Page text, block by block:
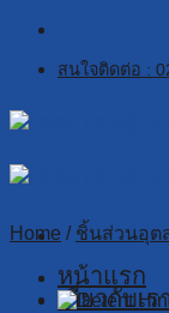
Skip
contentสนใจติดต่อ :
หน้าแรก
เกี่ยวกับเร
Home / ชิ้นส่วนอุต